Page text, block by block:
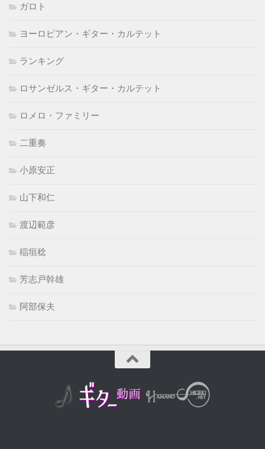
ガロト
ヨーロピアン・ギター・カルテット
ランキング
ロサンゼルス・ギター・カルテット
ロメロ・ファミリー
二重奏
小原安正
山下和仁
渡辺範彦
稲垣稔
芳志戸幹雄
阿部保夫